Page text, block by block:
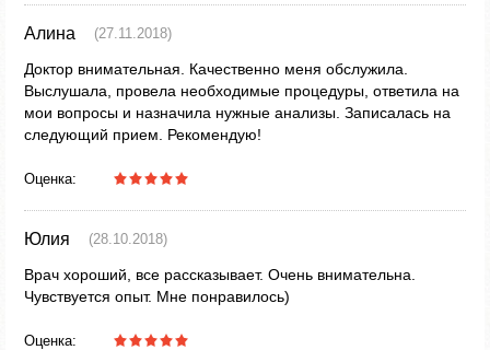
Алина (27.11.2018)
Доктор внимательная. Качественно меня обслужила.
Выслушала, провела необходимые процедуры, ответила на
мои вопросы и назначила нужные анализы. Записалась на
следующий прием. Рекомендую!
Оценка:
Юлия (28.10.2018)
Врач хороший, все рассказывает. Очень внимательна.
Чувствуется опыт. Мне понравилось)
Оценка: